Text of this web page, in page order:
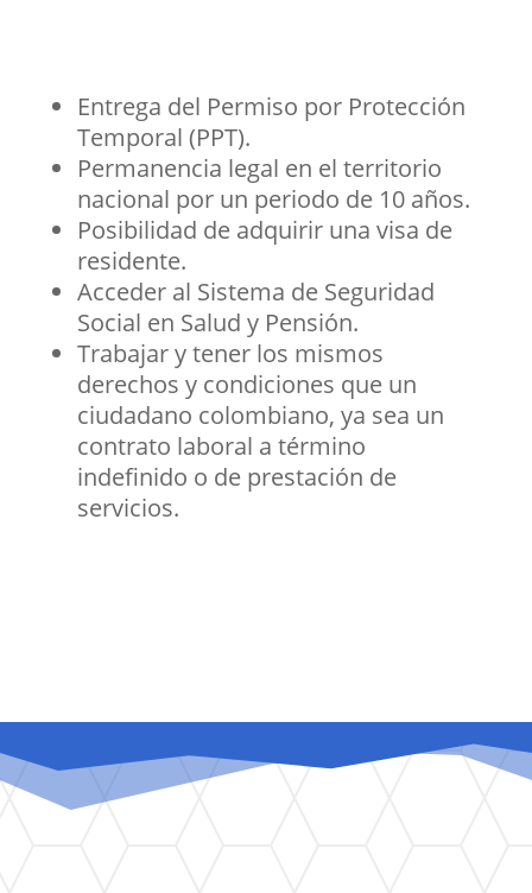
Entrega del Permiso por Protección
Temporal (PPT).
Permanencia legal en el territorio
nacional por un periodo de 10 años.
Posibilidad de adquirir una visa de
residente.
Acceder al Sistema de Seguridad
Social en Salud y Pensión.
Trabajar y tener los mismos
derechos y condiciones que un
ciudadano colombiano, ya sea un
contrato laboral a término
indefinido o de prestación de
servicios.